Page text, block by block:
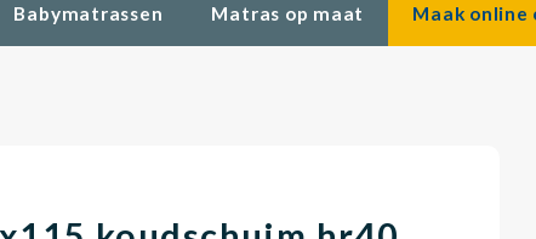
Babymatrassen Matras op maat Maak online